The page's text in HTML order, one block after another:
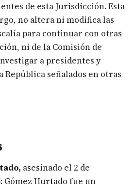
de esta Jurisdicción. Esta
no altera ni modifica las
para continuar con otras
ni de la Comisión de
a presidentes y
República señalados en otras
asesinado el 2 de
Gómez Hurtado fue un